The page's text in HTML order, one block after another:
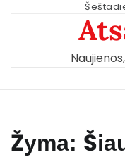
Žyma: